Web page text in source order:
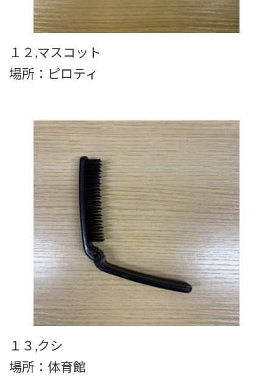
１２,マスコット
場所：ピロティ
１３,クシ
場所：体育館